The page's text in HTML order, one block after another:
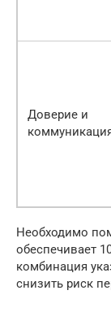
Доверие и
Необходимо
обеспечивает
комбинация
снизить риск